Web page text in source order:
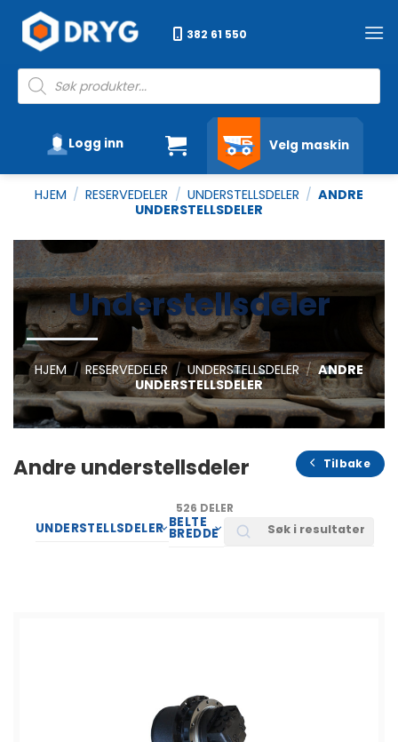
content
382 61 550
Products
search
Velg maskin
Logg inn
HJEM / RESERVEDELER / UNDERSTELLSDELER / ANDRE
UNDERSTELLSDELER
Understellsdeler
HJEM / RESERVEDELER / UNDERSTELLSDELER / ANDRE
UNDERSTELLSDELER
Andre understellsdeler Tilbake
526 DELER
UNDERSTELLSDELER BELTE
BREDDE
Search